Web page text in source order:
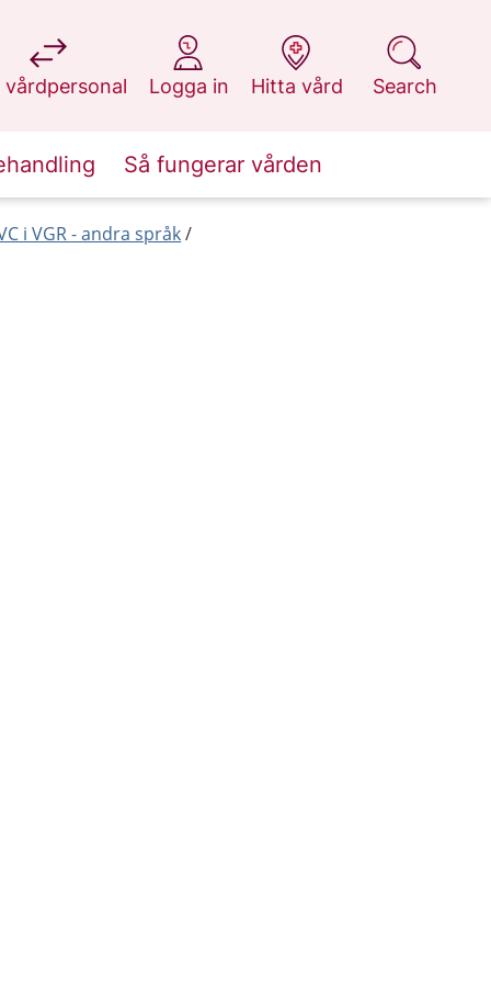
vårdpersonal
at 1177.se
Logga in
at 1177.se
Hitta vård
at 1177.se
Search
at 1177.se
Så fungerar vården
i VGR - andra språk